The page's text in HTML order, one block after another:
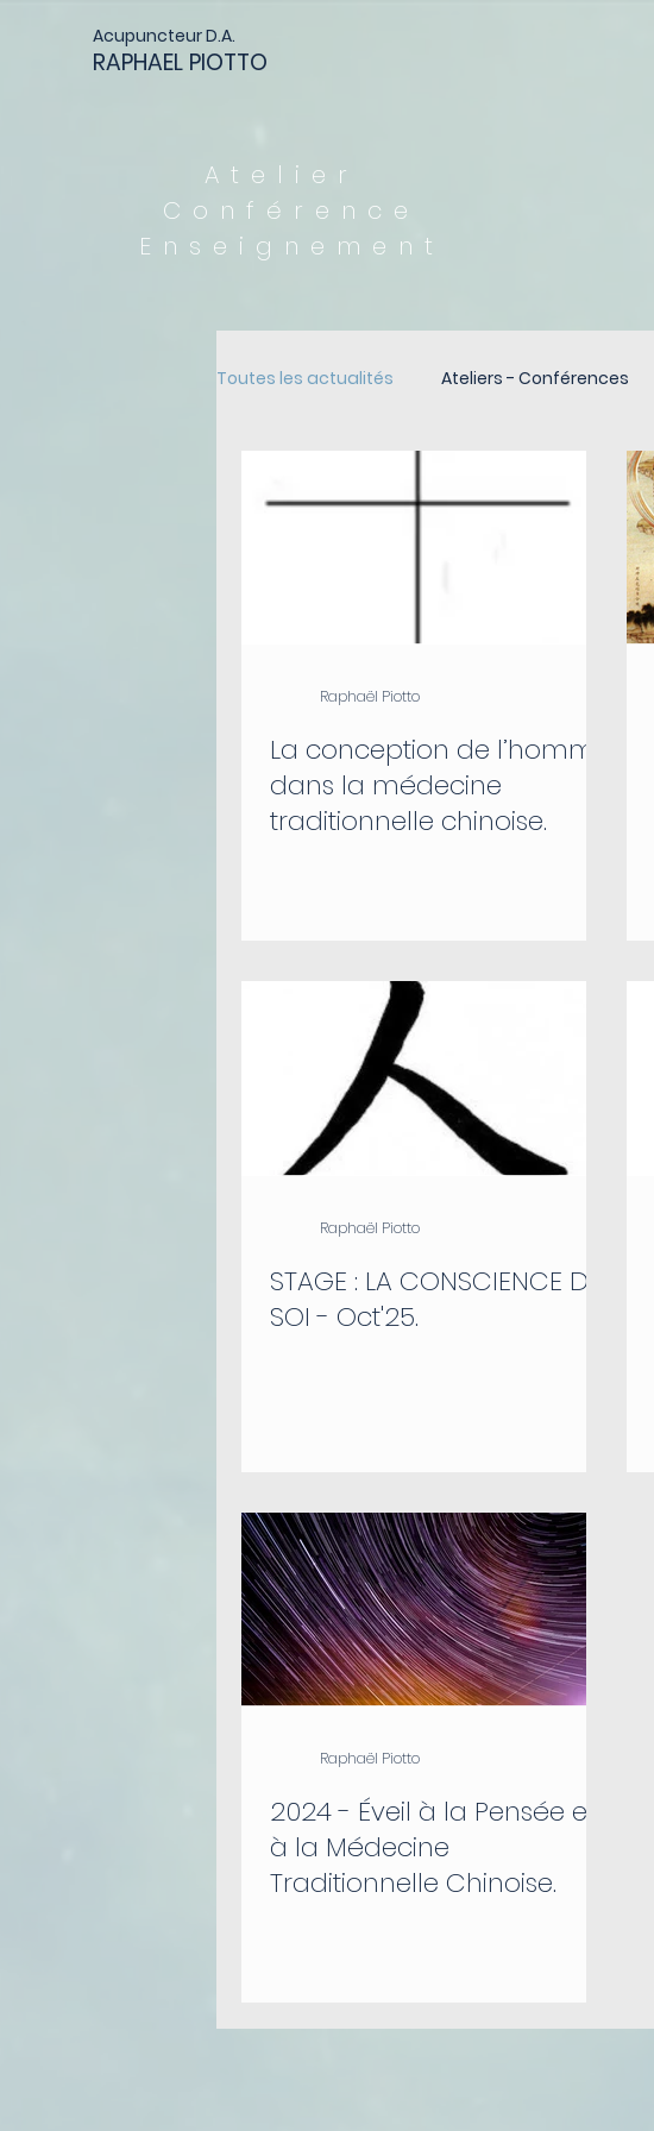
Acupuncteur D.A.
RAPHAEL PIOTTO
Atelier
Conférence
Enseignement
Toutes les actualités Ateliers - Conférences
La conception de l’homme
dans la médecine
traditionnelle chinoise.
Raphaël Piotto
STAGE : LA CONSCIENCE DE
SOI - Oct'25.
Raphaël Piotto
2024 - Éveil à la Pensée et
à la Médecine
Traditionnelle Chinoise.
Raphaël Piotto